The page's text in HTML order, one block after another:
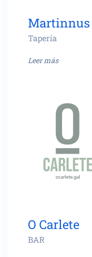
Martinnus
Tapería
Leer más
O Carlete
BAR